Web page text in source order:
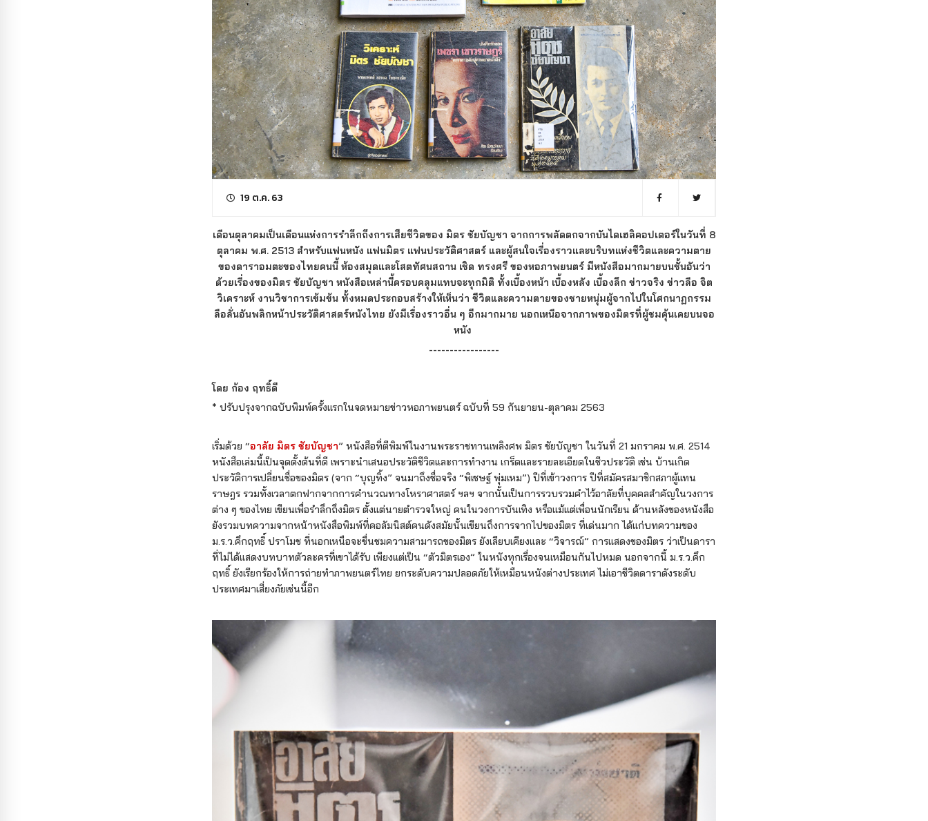
19 ต.ค. 63
เดือนตุลาคมเป็นเดือนแห่งการรำลึกถึงการเสียชีวิตของ มิตร ชัยบัญชา จากการพลัดตกจากบันไดเฮลิคอปเตอร์ในวันที่ 8
ตุลาคม พ.ศ. 2513 สำหรับแฟนหนัง แฟนมิตร แฟนประวัติศาสตร์ และผู้สนใจเรื่องราวและบริบทแห่งชีวิตและความตาย
ของดาราอมตะของไทยคนนี้ ห้องสมุดและโสตทัศนสถาน เชิด ทรงศรี ของหอภาพยนตร์ มีหนังสือมากมายบนชั้นอันว่า
ด้วยเรื่องของมิตร ชัยบัญชา หนังสือเหล่านี้ครอบคลุมแทบจะทุกมิติ ทั้งเบื้องหน้า เบื้องหลัง เบื้องลึก ข่าวจริง ข่าวลือ จิต
วิเคราะห์ งานวิชาการเข้มข้น ทั้งหมดประกอบสร้างให้เห็นว่า ชีวิตและความตายของชายหนุ่มผู้จากไปในโศกนาฏกรรม
ลือลั่นอันพลิกหน้าประวัติศาสตร์หนังไทย ยังมีเรื่องราวอื่น ๆ อีกมากมาย นอกเหนือจากภาพของมิตรที่ผู้ชมคุ้นเคยบนจอ
หนัง
-----------------
โดย ก้อง ฤทธิ์ดี
* ปรับปรุงจากฉบับพิมพ์ครั้งแรกในจดหมายข่าวหอภาพยนตร์ ฉบับที่ 59 กันยายน-ตุลาคม 2563
เริ่มด้วย “อาลัย มิตร ชัยบัญชา” หนังสือที่ตีพิมพ์ในงานพระราชทานเพลิงศพ มิตร ชัยบัญชา ในวันที่ 21 มกราคม พ.ศ. 2514
หนังสือเล่มนี้เป็นจุดตั้งต้นที่ดี เพราะนำเสนอประวัติชีวิตและการทำงาน เกร็ดและรายละเอียดในชีวประวัติ เช่น บ้านเกิด
ประวัติการเปลี่ยนชื่อของมิตร (จาก “บุญทิ้ง” จนมาถึงชื่อจริง “พิเชษฐ์ พุ่มเหม”) ปีที่เข้าวงการ ปีที่สมัครสมาชิกสภาผู้แทน
ราษฎร รวมทั้งเวลาตกฟากจากการคำนวณทางโหราศาสตร์ ฯลฯ จากนั้นเป็นการรวบรวมคำไว้อาลัยที่บุคคลสำคัญในวงการ
ต่าง ๆ ของไทย เขียนเพื่อรำลึกถึงมิตร ตั้งแต่นายตำรวจใหญ่ คนในวงการบันเทิง หรือแม้แต่เพื่อนนักเรียน ด้านหลังของหนังสือ
ยังรวมบทความจากหน้าหนังสือพิมพ์ที่คอลัมนิสต์คนดังสมัยนั้นเขียนถึงการจากไปของมิตร ที่เด่นมาก ได้แก่บทความของ
ม.ร.ว.คึกฤทธิ์ ปราโมช ที่นอกเหนือจะชื่นชมความสามารถของมิตร ยังเลียบเคียงและ “วิจารณ์” การแสดงของมิตร ว่าเป็นดารา
ที่ไม่ได้แสดงบทบาทตัวละครที่เขาได้รับ เพียงแต่เป็น “ตัวมิตรเอง” ในหนังทุกเรื่องจนเหมือนกันไปหมด นอกจากนี้ ม.ร.ว.คึก
ฤทธิ์ ยังเรียกร้องให้การถ่ายทำภาพยนตร์ไทย ยกระดับความปลอดภัยให้เหมือนหนังต่างประเทศ ไม่เอาชีวิตดาราดังระดับ
ประเทศมาเสี่ยงภัยเช่นนี้อีก